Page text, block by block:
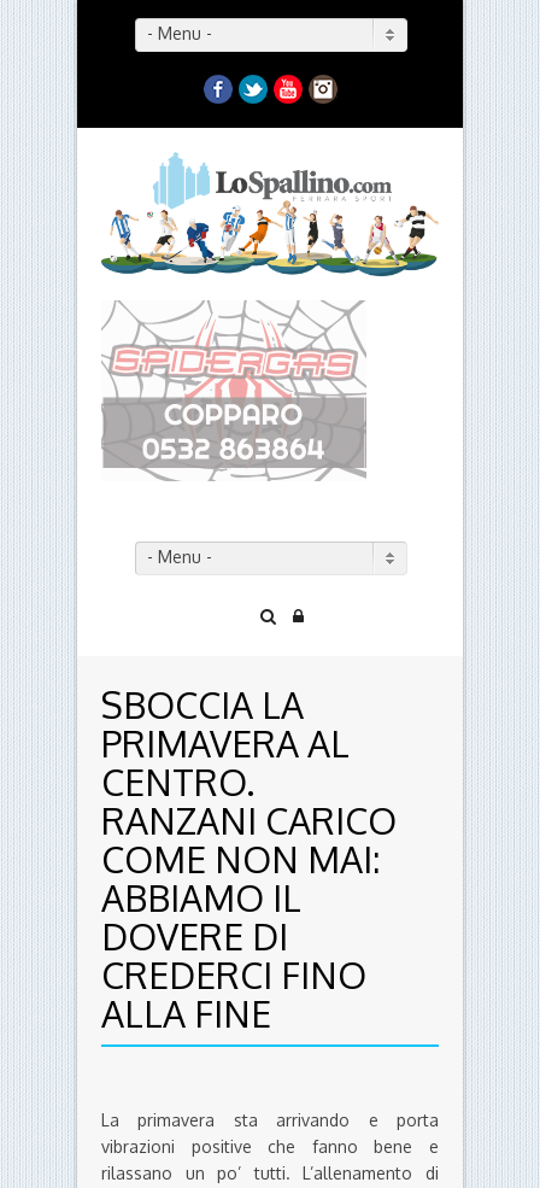
- Menu -
Facebook
TwitterYouTubeInstagram
- Menu -
SBOCCIA LA
PRIMAVERA AL
CENTRO.
RANZANI CARICO
COME NON MAI:
ABBIAMO IL
DOVERE DI
CREDERCI FINO
ALLA FINE
La primavera sta arrivando e porta
vibrazioni positive che fanno bene e
rilassano un po’ tutti. L’allenamento di